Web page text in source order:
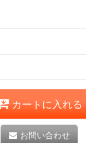
カートに入れる
お問い合わせ